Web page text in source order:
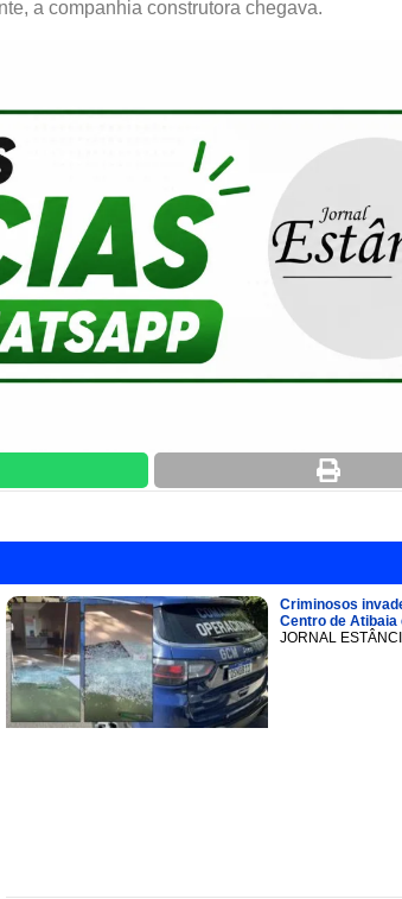
a companhia construtora chegava.
Criminosos
Centro de
JORNAL